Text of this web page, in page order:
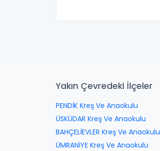
Yakın Çevredeki İlçeler
PENDİK Kreş Ve Anaokulu
ÜSKÜDAR Kreş Ve Anaokulu
BAHÇELİEVLER Kreş Ve Anaokulu
ÜMRANİYE Kreş Ve Anaokulu